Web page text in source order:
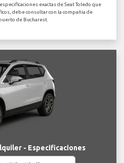
exactas de Seat Toledo que
debe consultar con la compañía de
de Bucharest.
- Especificaciones